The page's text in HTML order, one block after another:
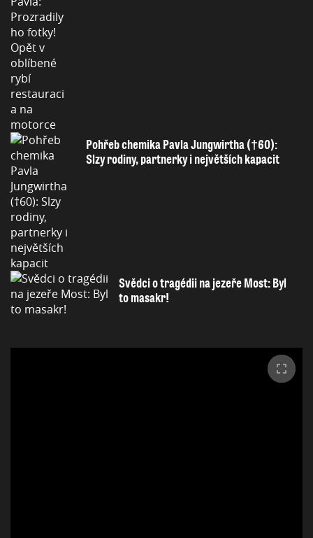
Pohřeb chemika Pavla Jungwirtha (†60):
Slzy rodiny, partnerky i největších kapacit
Svědci o tragédii na jezeře Most: Byl
to masakr!